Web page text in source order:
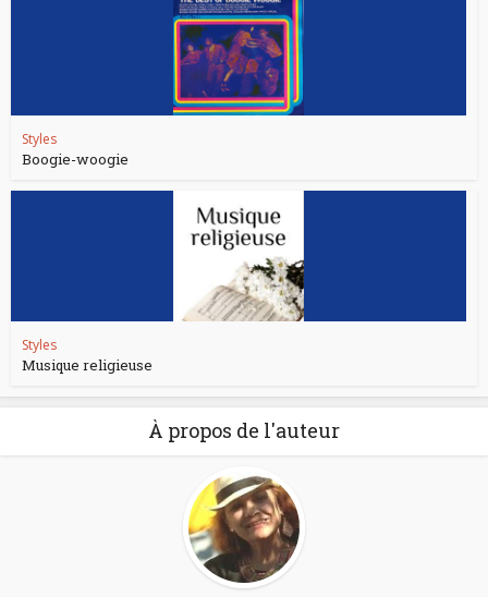
Styles
Boogie-woogie
Styles
Musique religieuse
À propos de l'auteur